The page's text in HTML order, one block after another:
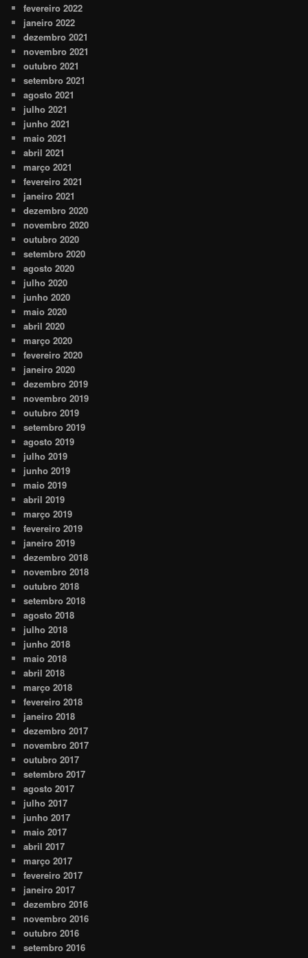
fevereiro 2022
janeiro 2022
dezembro 2021
novembro 2021
outubro 2021
setembro 2021
agosto 2021
julho 2021
junho 2021
maio 2021
abril 2021
março 2021
fevereiro 2021
janeiro 2021
dezembro 2020
novembro 2020
outubro 2020
setembro 2020
agosto 2020
julho 2020
junho 2020
maio 2020
abril 2020
março 2020
fevereiro 2020
janeiro 2020
dezembro 2019
novembro 2019
outubro 2019
setembro 2019
agosto 2019
julho 2019
junho 2019
maio 2019
abril 2019
março 2019
fevereiro 2019
janeiro 2019
dezembro 2018
novembro 2018
outubro 2018
setembro 2018
agosto 2018
julho 2018
junho 2018
maio 2018
abril 2018
março 2018
fevereiro 2018
janeiro 2018
dezembro 2017
novembro 2017
outubro 2017
setembro 2017
agosto 2017
julho 2017
junho 2017
maio 2017
abril 2017
março 2017
fevereiro 2017
janeiro 2017
dezembro 2016
novembro 2016
outubro 2016
setembro 2016